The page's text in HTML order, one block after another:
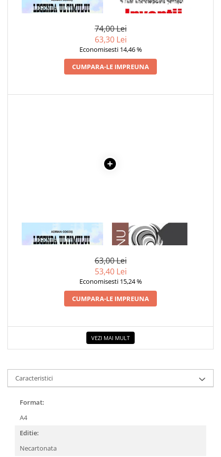
INDIAN LIBER
STIINTEI STEM
74,00 Lei
63,30 Lei
Economisesti 14,46 %
CUMPARA-LE IMPREUNA
1 x LEGENDA ULTIMULUI
INDIAN LIBER
1 x ADAM SI EVA
63,00 Lei
53,40 Lei
Economisesti 15,24 %
CUMPARA-LE IMPREUNA
VEZI MAI MULT
Caracteristici
Format:
A4
Editie:
Necartonata